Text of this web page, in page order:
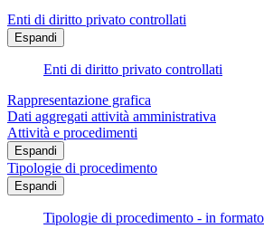
Enti di diritto privato controllati
Espandi
Enti di diritto privato controllati
Rappresentazione grafica
Dati aggregati attività amministrativa
Attività e procedimenti
Espandi
Tipologie di procedimento
Espandi
Tipologie di procedimento - in